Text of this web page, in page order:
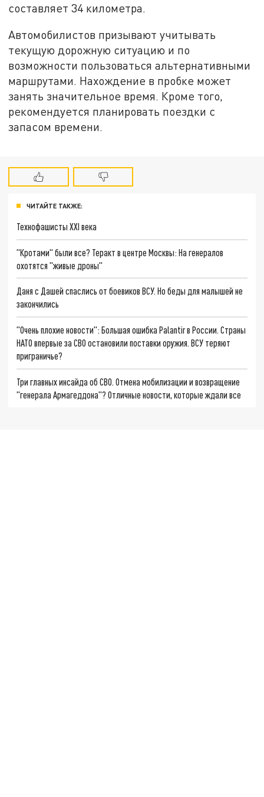
составляет 34 километра.
Автомобилистов призывают учитывать
текущую дорожную ситуацию и по
возможности пользоваться альтернативными
маршрутами. Нахождение в пробке может
занять значительное время. Кроме того,
рекомендуется планировать поездки с
запасом времени.
ЧИТАЙТЕ ТАКЖЕ:
Технофашисты XXI века
"Кротами" были все? Теракт в центре Москвы: На генералов
охотятся "живые дроны"
Даня с Дашей спаслись от боевиков ВСУ. Но беды для малышей не
закончились
"Очень плохие новости": Большая ошибка Palantir в России. Страны
НАТО впервые за СВО остановили поставки оружия. ВСУ теряют
приграничье?
Три главных инсайда об СВО. Отмена мобилизации и возвращение
"генерала Армагеддона"? Отличные новости, которые ждали все